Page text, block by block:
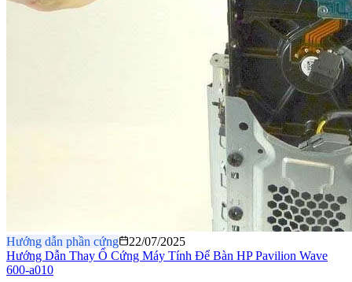
Hướng dẫn phần cứng
22/07/2025
Hướng Dẫn Thay Ổ Cứng Máy Tính Để Bàn HP Pavilion Wave
600-a010